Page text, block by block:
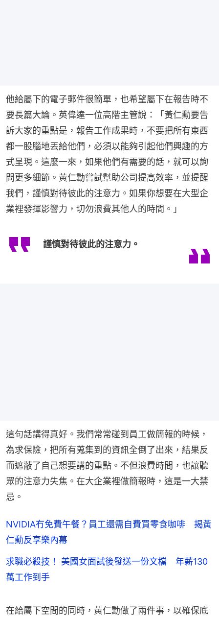
他給屬下的電子郵件很簡單，也希望屬下在報告時不
要長篇大論。英偉達一位高階主管說：「黃仁勳要告
訴大家的重點是，報告工作成果時，不要把所有東西
都一股腦地丟給他們，必須以能夠引起他們興趣的方
式呈現。這麼一來，如果他們有需要的話，就可以詢
問更多細節。黃仁勳嘗試幫助公司提高效率，並提醒
我們，謹慎對待彼此的注意力。如果你想要在大型企
業裡發揮影響力，切勿浪費其他人的時間。」
謹慎對待彼此的注意力。
這句話講得真好。我們常常碰到員工做簡報的時候，
為求保險，把所有蒐集到的資訊全倒了出來，結果反
而遮蔽了自己想要講的重點。不但浪費時間，也讓聽
眾的注意力失焦。在大企業裡做簡報時，這是一大禁
忌。
NVIDIA冇免費午餐？員工還需自費買零食咖啡 揭黃
仁勳反享樂內幕
求職必殺技！ 美國女面試後發送一份文檔 年薪130
萬工作到手
在給屬下空間的同時，黃仁勳做了兩件事，以確保底